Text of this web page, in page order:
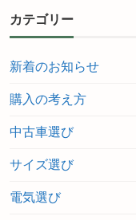
カテゴリー
新着のお知らせ
購入の考え方
中古車選び
サイズ選び
電気選び